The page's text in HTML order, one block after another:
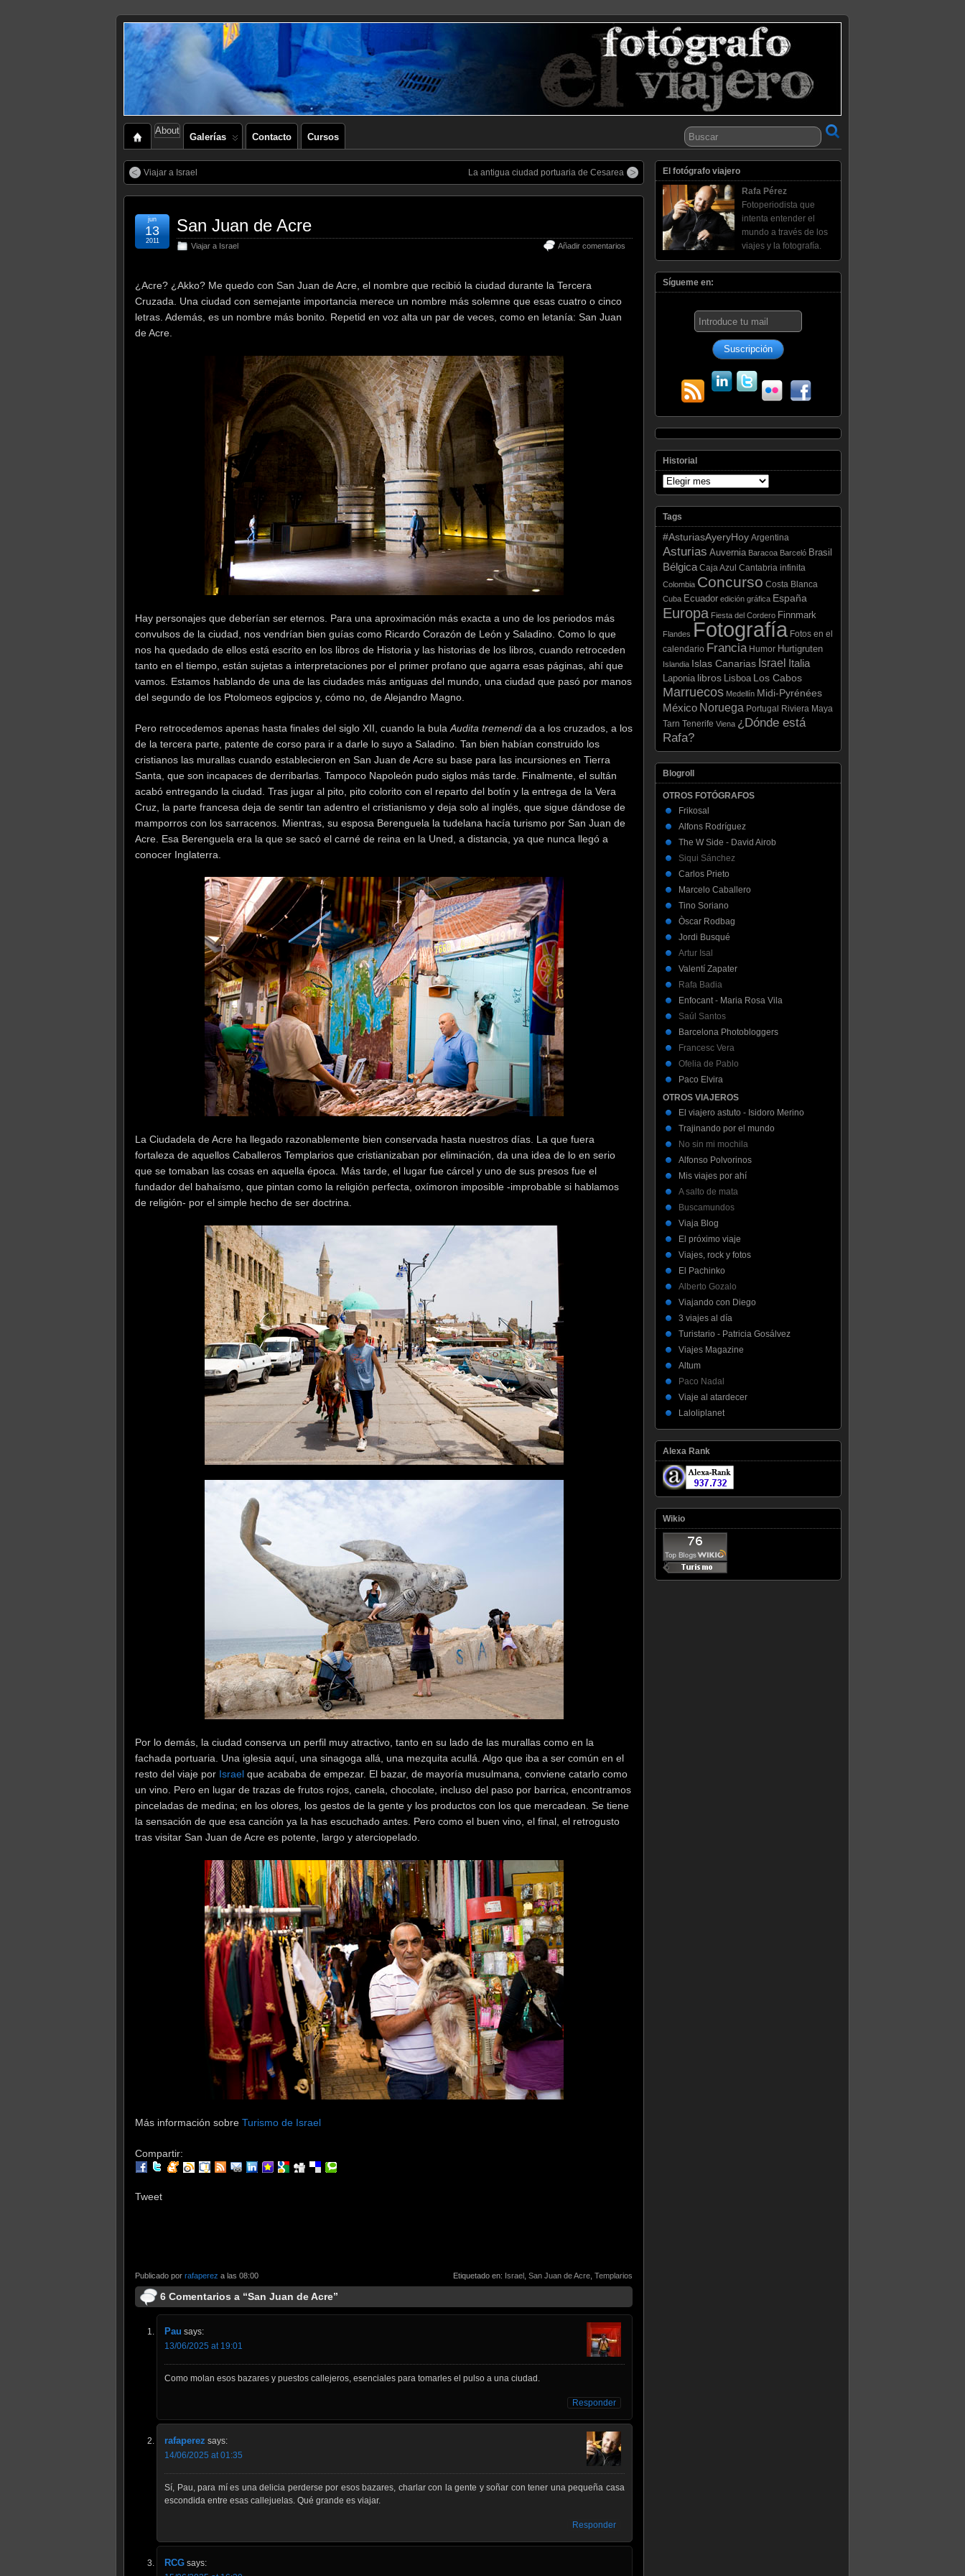
About
Galerías Contacto Cursos
Viajar a Israel La antigua ciudad portuaria de Cesarea
San Juan de Acre
Viajar a Israel Añadir comentarios
jun
13
2011
¿Acre? ¿Akko? Me quedo con San Juan de Acre, el nombre que recibió la ciudad durante la Tercera
Cruzada. Una ciudad con semejante importancia merece un nombre más solemne que esas cuatro o cinco
letras. Además, es un nombre más bonito. Repetid en voz alta un par de veces, como en letanía: San Juan
de Acre.
Hay personajes que deberían ser eternos. Para una aproximación más exacta a uno de los periodos más
convulsos de la ciudad, nos vendrían bien guías como Ricardo Corazón de León y Saladino. Como lo que
nos ha quedado de ellos está escrito en los libros de Historia y las historias de los libros, cuando retroceden
tanto en el tiempo, están sujetas a interpretaciones por el primer profano que agarra esas páginas, ahí que
vamos. Estamos hablando de una de las ciudades más antiguas del mundo, una ciudad que pasó por manos
del segundo de los Ptolomeos egipcios y, cómo no, de Alejandro Magno.
Pero retrocedemos apenas hasta finales del siglo XII, cuando la bula Audita tremendida a los cruzados, a los
de la tercera parte, patente de corso para ir a darle lo suyo a Saladino. Tan bien habían construido los
cristianos las murallas cuando establecieron en San Juan de Acre su base para las incursiones en Tierra
Santa, que son incapaces de derribarlas. Tampoco Napoleón pudo siglos más tarde. Finalmente, el sultán
acabó entregando la ciudad. Tras jugar al pito, pito colorito con el reparto del botín y la entrega de la Vera
Cruz, la parte francesa deja de sentir tan adentro el cristianismo y deja solo al inglés, que sigue dándose de
mamporros con los sarracenos. Mientras, su esposa Berenguela la tudelana hacía turismo por San Juan de
Acre. Esa Berenguela era la que se sacó el carné de reina en la Uned, a distancia, ya que nunca llegó a
conocer Inglaterra.
La Ciudadela de Acre ha llegado razonablemente bien conservada hasta nuestros días. La que fuera
fortaleza de aquellos Caballeros Templarios que cristianizaban por eliminación, da una idea de lo en serio
que se tomaban las cosas en aquella época. Más tarde, el lugar fue cárcel y uno de sus presos fue el
fundador del bahaísmo, que pintan como la religión perfecta, oxímoron imposible -improbable si hablamos
de religión- por el simple hecho de ser doctrina.
Por lo demás, la ciudad conserva un perfil muy atractivo, tanto en su lado de las murallas como en la
fachada portuaria. Una iglesia aquí, una sinagoga allá, una mezquita acullá. Algo que iba a ser común en el
resto del viaje por Israel que acababa de empezar. El bazar, de mayoría musulmana, conviene catarlo como
un vino. Pero en lugar de trazas de frutos rojos, canela, chocolate, incluso del paso por barrica, encontramos
pinceladas de medina; en los olores, los gestos de la gente y los productos con los que mercadean. Se tiene
la sensación de que esa canción ya la has escuchado antes. Pero como el buen vino, el final, el retrogusto
tras visitar San Juan de Acre es potente, largo y aterciopelado.
Más información sobre Turismo de Israel
Compartir:
Tweet
Publicado por rafaperez a las 08:00 Etiquetado en: Israel , San Juan de Acre, Templarios
6 Comentarios a “San Juan de Acre”
Pau says:
13/06/2025 at 19:01
Como molan esos bazares y puestos callejeros, esenciales para tomarles el pulso a una ciudad.
Responder
rafaperez says:
14/06/2025 at 01:35
Sí, Pau, para mí es una delicia perderse por esos bazares, charlar con la gente y soñar con tener una pequeña casa
escondida entre esas callejuelas. Qué grande es viajar.
Responder
RCG says:
El fotógrafo viajero
Rafa Pérez
Fotoperiodista que
intenta entender el
mundo a través de los
viajes y la fotografía.
Sígueme en:
Historial
Tags
#AsturiasAyeryHoy Argentina
Asturias Auvernia Baracoa Barceló Brasil
Bélgica Caja Azul Cantabria infinita
Colombia Concurso Costa Blanca
Cuba Ecuador edición gráfica España
Europa Fiesta del Cordero Finnmark
Flandes Fotografía Fotos en el
calendario Francia Humor Hurtigruten
Islandia Islas Canarias Israel Italia
Laponia libros Lisboa Los Cabos
Marruecos Medellín Midi-Pyrénées
México Noruega Portugal Riviera Maya
Tarn Tenerife Viena ¿Dónde está
Rafa?
Blogroll
OTROS FOTÓGRAFOS
Frikosal
Alfons Rodríguez
The W Side - David Airob
Siqui Sánchez
Carlos Prieto
Marcelo Caballero
Tino Soriano
Òscar Rodbag
Jordi Busqué
Artur Isal
Valentí Zapater
Rafa Badia
Enfocant - Maria Rosa Vila
Saúl Santos
Barcelona Photobloggers
Francesc Vera
Ofelia de Pablo
Paco Elvira
OTROS VIAJEROS
El viajero astuto - Isidoro Merino
Trajinando por el mundo
No sin mi mochila
Alfonso Polvorinos
Mis viajes por ahí
A salto de mata
Buscamundos
Viaja Blog
El próximo viaje
Viajes, rock y fotos
El Pachinko
Alberto Gozalo
Viajando con Diego
3 viajes al día
Turistario - Patricia Gosálvez
Viajes Magazine
Altum
Paco Nadal
Viaje al atardecer
Laloliplanet
Alexa Rank
Wikio